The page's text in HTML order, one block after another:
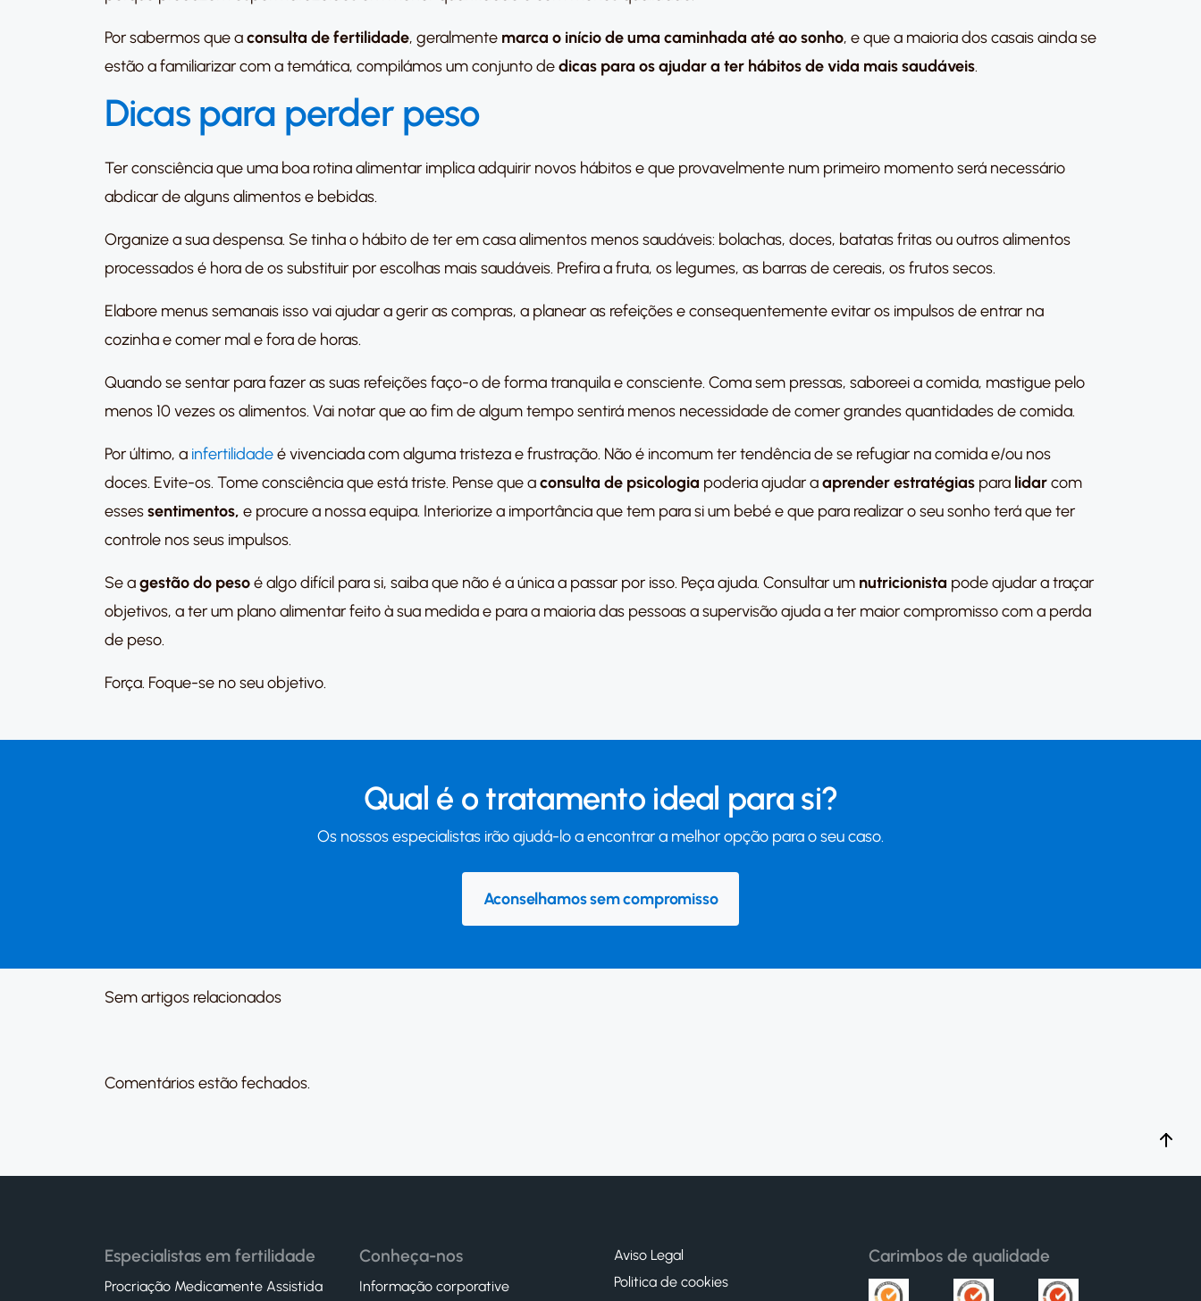
Por sabermos que aconsulta de fertilidade, geralmente marca o início de uma caminhada até ao sonho, e que a maioria dos casais ainda se
estão a familiarizar com a temática, compilámos um conjunto dedicas para os ajudar a ter hábitos de vida mais saudáveis.
Dicas para perder peso
Ter consciência que uma boa rotina alimentar implica adquirir novos hábitos e que provavelmente num primeiro momento será necessário
abdicar de alguns alimentos e bebidas.
Organize a sua despensa. Se tinha o hábito de ter em casa alimentos menos saudáveis: bolachas, doces, batatas fritas ou outros alimentos
processados é hora de os substituir por escolhas mais saudáveis. Prefira a fruta, os legumes, as barras de cereais, os frutos secos.
Elabore menus semanais isso vai ajudar a gerir as compras, a planear as refeições e consequentemente evitar os impulsos de entrar na
cozinha e comer mal e fora de horas.
Quando se sentar para fazer as suas refeições faço-o de forma tranquila e consciente. Coma sem pressas, saboreei a comida, mastigue pelo
menos 10 vezes os alimentos. Vai notar que ao fim de algum tempo sentirá menos necessidade de comer grandes quantidades de comida.
Por último, a infertilidadeé vivenciada com alguma tristeza e frustração. Não é incomum ter tendência de se refugiar na comida e/ou nos
doces. Evite-os. Tome consciência que está triste. Pense que aconsulta de psicologia poderia ajudar aaprender estratégias para lidarcom
essessentimentos, e procure a nossa equipa. Interiorize a importância que tem para si um bebé e que para realizar o seu sonho terá que ter
controle nos seus impulsos.
Se agestão do pesoé algo difícil para si, saiba que não é a única a passar por isso. Peça ajuda. Consultar um nutricionista pode ajudar a traçar
objetivos, a ter um plano alimentar feito à sua medida e para a maioria das pessoas a supervisão ajuda a ter maior compromisso com a perda
de peso.
Força. Foque-se no seu objetivo.
Qual é o tratamento ideal para si?
Os nossos especialistas irão ajudá-lo a encontrar a melhor opção para o seu caso.
Aconselhamos sem compromisso
Sem artigos relacionados
Comentários estão fechados.
Especialistas em fertilidade
Procriação Medicamente Assistida
Conheça-nos
Informação corporative
Aviso Legal
Politica de cookies
Carimbos de qualidade